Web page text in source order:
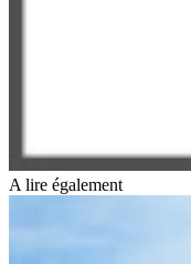
A lire également